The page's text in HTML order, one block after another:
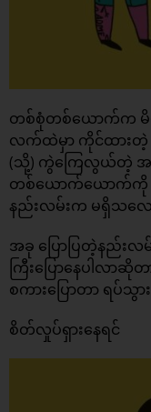
တစ်စုံတစ်ယောက်က မိ
လက်ထဲမှာ ကိုင်ထားတဲ့
(သို့) ကွဲကြေလွယ်တဲ့ အ
တစ်ယောက်ယောက်ကို ပ
နည်းလမ်းက မရှိသလေ
အခု ပြောပြတဲ့နည်
ကြီးပြောနေပါလာ
စကားပြောတာ ရပ်သွ
စိတ်လှုပ်ရှားနေရင်